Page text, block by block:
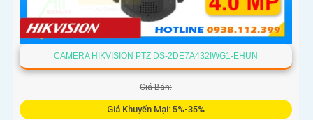
CAMERA HIKVISION PTZ DS-2DE7A432IWG1-EHUN
Giá Bán:
Giá Khuyến Mại: 5%-35%